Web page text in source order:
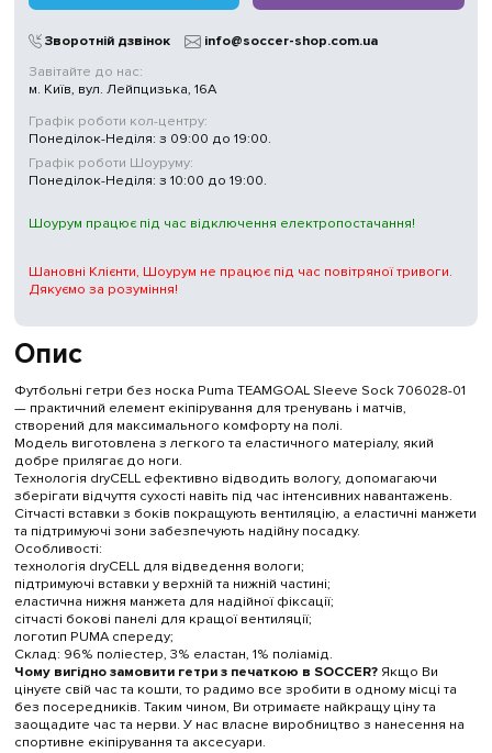
Опис
Футбольні гетри без носка Puma TEAMGOAL Sleeve Sock 706028-01
— практичний елемент екіпірування для тренувань і матчів,
створений для максимального комфорту на полі.
Модель виготовлена з легкого та еластичного матеріалу, який
добре прилягає до ноги.
Технологія dryCELL ефективно відводить вологу, допомагаючи
зберігати відчуття сухості навіть під час інтенсивних навантажень.
Сітчасті вставки з боків покращують вентиляцію, а еластичні манжети
та підтримуючі зони забезпечують надійну посадку.
Особливості:
технологія dryCELL для відведення вологи;
підтримуючі вставки у верхній та нижній частині;
еластична нижня манжета для надійної фіксації;
сітчасті бокові панелі для кращої вентиляції;
логотип PUMA спереду;
Склад: 96% поліестер, 3% еластан, 1% поліамід.
Чому вигідно замовити гетри з печаткою в SOCCER?Якщо Ви
цінуєте свій час та кошти, то радимо все зробити в одному місці та
без посередників. Таким чином, Ви отримаєте найкращу ціну та
заощадите час та нерви. У нас власне виробництво з нанесення на
спортивне екіпірування та аксесуари.
Зворотній дзвінок
info@soccer-shop.com.ua
Завітайте до нас:
м. Київ, вул. Лейпцизька, 16А
Графік роботи кол-центру:
Понеділок-Неділя: з 09:00 до 19:00.
Графік роботи Шоуруму:
Понеділок-Неділя: з 10:00 до 19:00.
Шоурум працює під час відключення електропостачання!
Шановні Клієнти, Шоурум не працює під час повітряної тривоги.
Дякуємо за розуміння!